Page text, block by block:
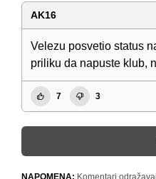
AK16
Velezu posvetio status
priliku da napuste klub,
7 3
NAPOMENA: Komentari